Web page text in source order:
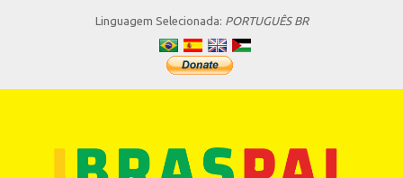
Linguagem Selecionada: PORTUGUÊS BR